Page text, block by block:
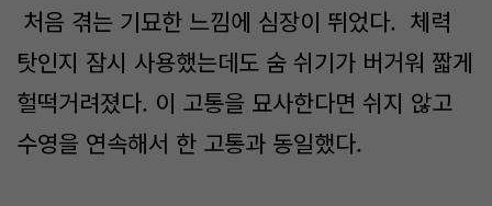
처음 겪는 기묘한 느낌에 심장이 뛰었다. 체력
탓인지 잠시 사용했는데도 숨 쉬기가 버거워 짧게
헐떡거려졌다. 이 고통을 묘사한다면 쉬지 않고
수영을 연속해서 한 고통과 동일했다.